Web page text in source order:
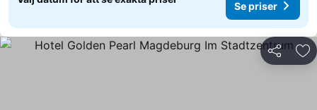
Se priser
Dela